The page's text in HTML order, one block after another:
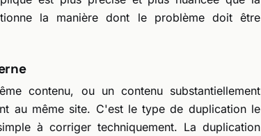
la manière dont le problème doit être
contenu, ou un contenu substantiellement
au même site. C'est le type de duplication le
à corriger techniquement. La duplication